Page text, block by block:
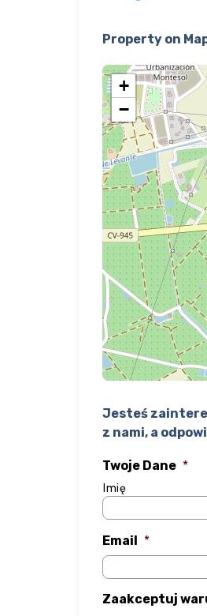
Property on
+
−
Jesteś
z nami, a
Twoje Dane *
Imię
Email *
Zaakceptuj